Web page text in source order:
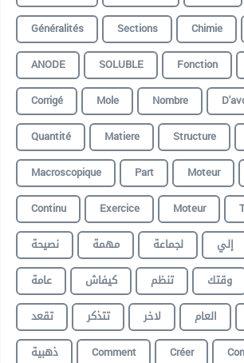
Généralités
Sections Chimie
ANODE
SOLUBLE Fonction
Corrigé
Mole Nombre
Quantité
Matiere Structure
Macroscopique
Part Moteur
Continu
Exercice Moteur
نصيحة
مهمة لجماعة إلي
عامة
كيفاش تنظم وقتك
تقعد
تتذكر لاخر العام
ذهبية
Comment Créer